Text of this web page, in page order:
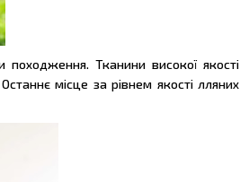
походження. Тканини високої якості
місце за рівнем якості лляних